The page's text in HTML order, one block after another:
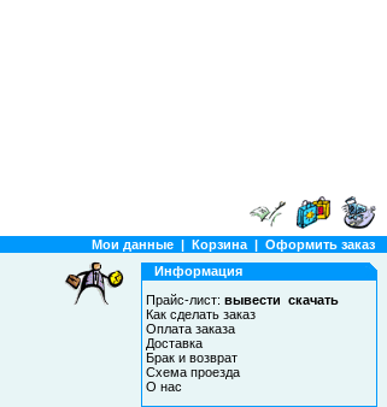
Мои данные | Корзина | Оформить заказ
Информация
Прайс-лист: вывести скачать
Как сделать заказ
Оплата заказа
Доставка
Брак и возврат
Схема проезда
О нас